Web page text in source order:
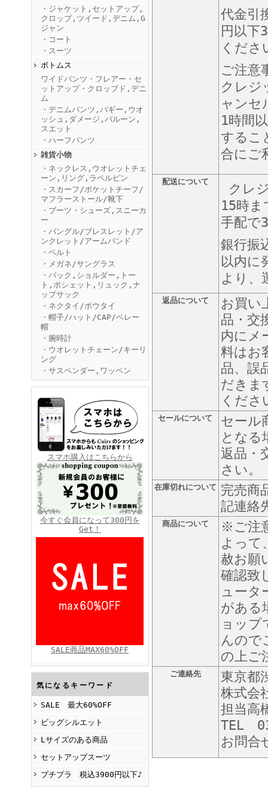
FINEBOYS2025年9月号
FINEBOYS2025年8月号
FINEBOYS2025年7月号
FINEBOYS2025年6月号
FINEBOYS2025年5月号
FINEBOYS2025年4月号
・ジャケット,セットアップ,
クロップ,ツイード,デニム,G
ジャン
・コート
・スーツ
ボトムス
ワイドパンツ・フレアー・セ
ットアップ・クロップド,デニ
ム
・デニムパンツ,バギー,ウオ
ッシュ,ダメージ,バルーン,
スエット
・ハーフパンツ
雑貨小物
・ネックレス,ウオレットチェ
ーン,リング,ラペルピン
・スカーフ/ポケットチーフ/
マフラーストール/靴下
・ブーツ・シューズ,スニーカ
ー
・バングル/ブレスレット/ア
ンクレット/アームバンド
・ベルト
・メガネ/サングラス
・バック,ショルダー,トー
ト,ポシェット,リュック,ナ
ップサック
・ネクタイ/ボウタイ
・帽子/ハット/CAP/ベレー
帽
・腕時計
・ウオレットチェーン/キーリ
ング
・サスペンダー,ワッペン
スマホ購入はこちらから
今すぐ会員になって300円を
Get！
SALE商品MAX60%OFF
気になるキーワード
SALE 最大60%OFF
ビッグシルエット
Lサイズのある商品
セットアップスーツ
プチプラ 税込3900円以下♪
代金引
円以下
くださ
ご注意
クレジ
ャンセ
1時間
するこ
合にご
配送について
クレ
15時ま
手配で
銀行振
以内に
より、
返品について
お買い
品・交
内にメ
料はお
品、誤
だきま
くださ
セールについて
セール
となる
返品・
さい。
在庫切れについて 完売商
記連絡
商品について
※ご注
よって
赦お願
確認致
ュータ
がある
ョップ
んので
の上ご
ご連絡先
東京都
株式会
担当高
TEL
お問合